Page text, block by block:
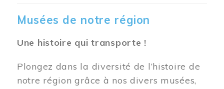
Musées de notre région
Une histoire qui transporte !
Plongez dans la diversité de l’histoire de
notre région grâce à nos divers musées,